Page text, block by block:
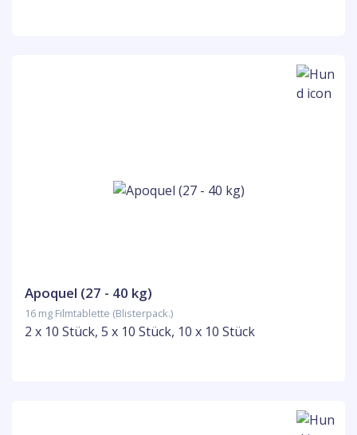
Apoquel (27 - 40 kg)
16 mg Filmtablette (Blisterpack.)
2 x 10 Stück, 5 x 10 Stück, 10 x 10 Stück